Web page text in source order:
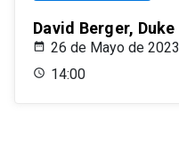
David Berger, Duke
26 de Mayo de 2023
14:00